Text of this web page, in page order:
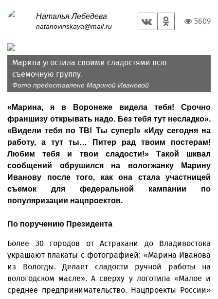
Наталья Лебедева
natanovinskaya@mail.ru
5609
Марина угостила своими сладостями всю
съемочную группу.
Фото предоставлено Мариной Ивановой
«Марина, я в Воронеже видела тебя! Срочно
франшизу открывать надо. Без тебя тут несладко».
«Видели тебя по ТВ! Ты супер!» «Иду сегодня на
работу, а тут ты… Питер рад твоим постерам!
Любим тебя и твои сладости!» Такой шквал
сообщений обрушился на вологжанку Марину
Иванову после того, как она стала участницей
съемок для федеральной кампании по
популяризации нацпроектов.
По поручению Президента
Более 30 городов от Астрахани до Владивостока
украшают плакаты с фотографией: «Марина Иванова
из Вологды. Делает сладости ручной работы на
вологодском масле». А сверху у логотипа «Малое и
среднее предпринимательство. Нацпроекты России»